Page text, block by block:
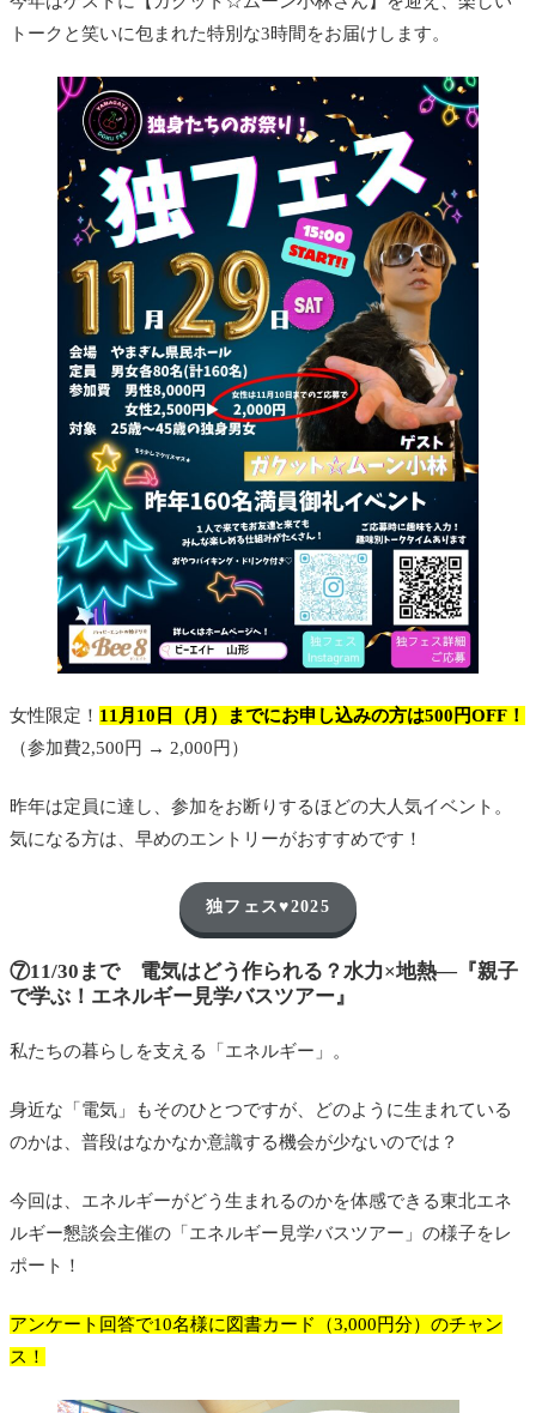
トークと笑いに包まれた特別な3時間をお届けします。
女性限定！ 11月10日（月）までにお申し込みの方は500円OFF！
（参加費2,500円 → 2,000円）
昨年は定員に達し、参加をお断りするほどの大人気イベント。
気になる方は、早めのエントリーがおすすめです！
独フェス♥2025
⑦11/30まで 電気はどう作られる？水力×地熱—『親子
で学ぶ！エネルギー見学バスツアー』
私たちの暮らしを支える「エネルギー」。
身近な「電気」もそのひとつですが、どのように生まれている
のかは、普段はなかなか意識する機会が少ないのでは？
今回は、エネルギーがどう生まれるのかを体感できる東北エネ
ルギー懇談会主催の「エネルギー見学バスツアー」の様子をレ
ポート！
アンケート回答で10名様に図書カード（3,000円分）のチャン
ス！